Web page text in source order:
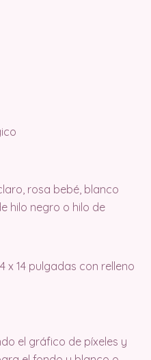
rosa bebé, blanco
hilo negro o hilo de
x 14 pulgadas con relleno
el gráfico de píxeles y